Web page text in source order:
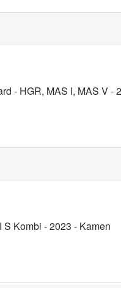
- HGR, MAS I, MAS V -
Kombi - 2023 - Kamen